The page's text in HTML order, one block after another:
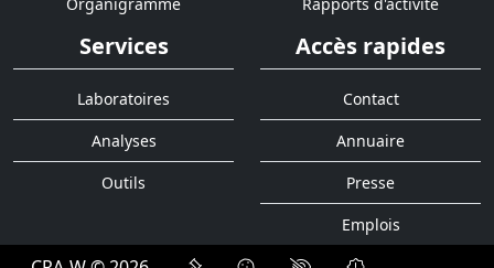
Organigramme
Rapports d'activité
Services
Laboratoires
Analyses
Outils
Accès rapides
Contact
Annuaire
Presse
Emplois